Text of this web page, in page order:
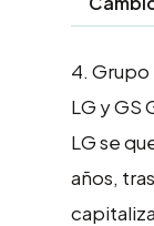
4. Grupo
LG y GS
LG se
años,